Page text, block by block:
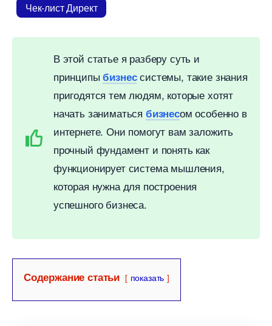
Чек-лист Директ
этой статье я разберу суть и
принципыизнессистемы, такие знания
пригодятся тем людям, которые хотят
начать заниматься изнесом особенно
интернете. Они помогут вам заложить
прочный фундамент и понять как
функционирует система мышления,
которая нужна для построения
успешного бизнеса.
Содержание статьи показать